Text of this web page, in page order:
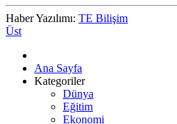
Haber Yazılımı: TE Bilişim
Üst
Ana Sayfa
Kategoriler
Dünya
Eğitim
Ekonomi